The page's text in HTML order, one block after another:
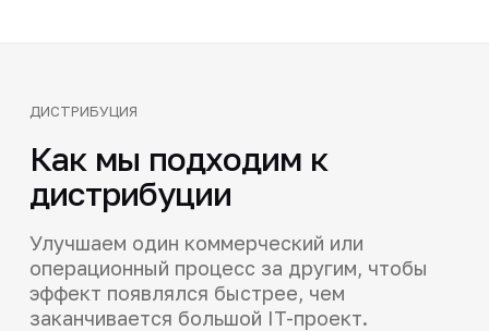
ДИСТРИБУЦИЯ
Как мы подходим к
дистрибуции
Улучшаем один коммерческий или
операционный процесс за другим, чтобы
эффект появлялся быстрее, чем
заканчивается большой IT-проект.